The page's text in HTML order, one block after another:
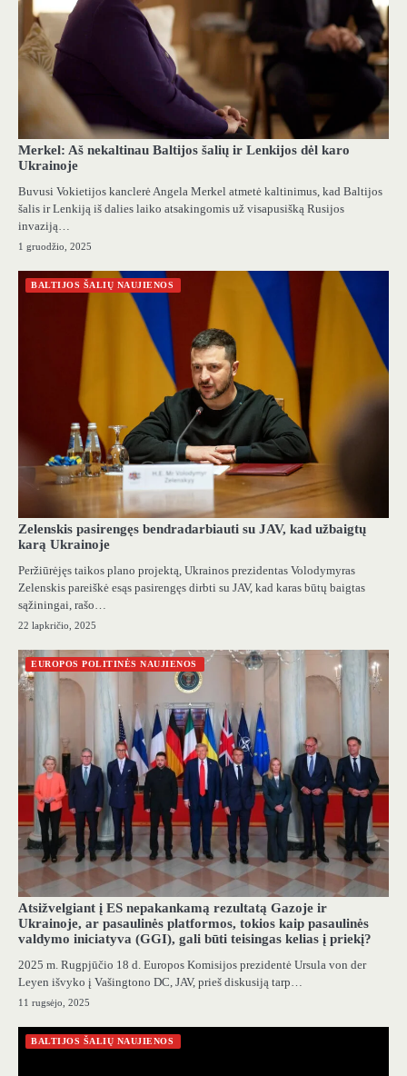
Merkel: Aš nekaltinau Baltijos šalių ir Lenkijos dėl karo
Ukrainoje
Buvusi Vokietijos kanclerė Angela Merkel atmetė kaltinimus, kad Baltijos
šalis ir Lenkiją iš dalies laiko atsakingomis už visapusišką Rusijos
invaziją…
1 gruodžio, 2025
BALTIJOS ŠALIŲ NAUJIENOS
Zelenskis pasirengęs bendradarbiauti su JAV, kad užbaigtų
karą Ukrainoje
Peržiūrėjęs taikos plano projektą, Ukrainos prezidentas Volodymyras
Zelenskis pareiškė esąs pasirengęs dirbti su JAV, kad karas būtų baigtas
sąžiningai, rašo…
22 lapkričio, 2025
EUROPOS POLITINĖS NAUJIENOS
Atsižvelgiant į ES nepakankamą rezultatą Gazoje ir
Ukrainoje, ar pasaulinės platformos, tokios kaip pasaulinės
valdymo iniciatyva (GGI), gali būti teisingas kelias į priekį?
2025 m. Rugpjūčio 18 d. Europos Komisijos prezidentė Ursula von der
Leyen išvyko į Vašingtono DC, JAV, prieš diskusiją tarp…
11 rugsėjo, 2025
BALTIJOS ŠALIŲ NAUJIENOS